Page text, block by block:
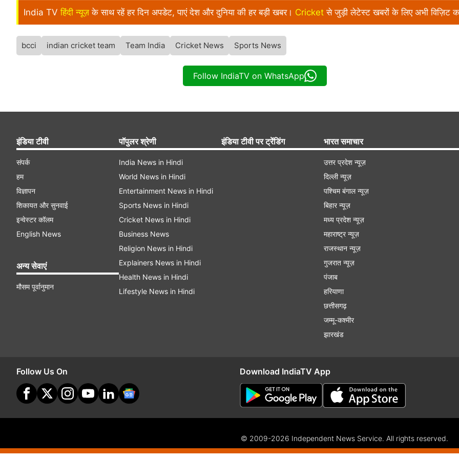
India TV हिंदी न्यूज़ के साथ रहें हर दिन अपडेट, पाएं देश और दुनिया की हर बड़ी खबर। Cricket से जुड़ी लेटेस्ट खबरों के लिए अभी विज़िट
bcci indian cricket team Team India Cricket News Sports News
Follow IndiaTV on WhatsApp
इंडिया टीवी
संपर्क
हम
विज्ञापन
शिकायत और सुनवाई
इन्वेस्टर कॉलम
English News
अन्य सेवाएं
मौसम पूर्वानुमान
पॉपुलर श्रेणी
India News in Hindi
World News in Hindi
Entertainment News in Hindi
Sports News in Hindi
Cricket News in Hindi
Business News
Religion News in Hindi
Explainers News in Hindi
Health News in Hindi
Lifestyle News in Hindi
इंडिया टीवी पर ट्रेंडिंग भारत समाचार
उत्तर प्रदेश न्यूज़
दिल्ली न्यूज़
पश्चिम बंगाल न्यूज़
बिहार न्यूज़
मध्य प्रदेश न्यूज़
महाराष्ट्र न्यूज़
राजस्थान न्यूज़
गुजरात न्यूज़
पंजाब
हरियाणा
छत्तीसगढ़
जम्मू-कश्मीर
झारखंड
Follow Us On Download IndiaTV App
© 2009-2026 Independent News Service. All rights reserved.
Site Map
Terms Of Use Privacy Policy CSR Policy Complaint Redressal RSS